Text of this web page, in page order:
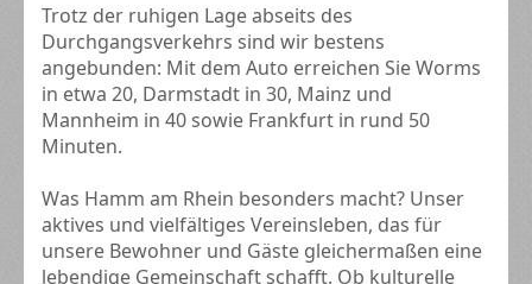
Trotz der ruhigen Lage abseits des
Durchgangsverkehrs sind wir bestens
angebunden: Mit dem Auto erreichen Sie Worms
in etwa 20, Darmstadt in 30, Mainz und
Mannheim in 40 sowie Frankfurt in rund 50
Minuten.
Was Hamm am Rhein besonders macht? Unser
aktives und vielfältiges Vereinsleben, das für
unsere Bewohner und Gäste gleichermaßen eine
lebendige Gemeinschaft schafft. Ob kulturelle